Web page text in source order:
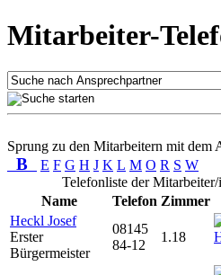
Mitarbeiter-
Sprung zu den Mitarbeitern mit dem
B E F G H J K L M O R S W
Telefonliste der
Name
Telefon Zimmer
Heckl Josef
Erster
Bürgermeister
08145
84-12
1.18